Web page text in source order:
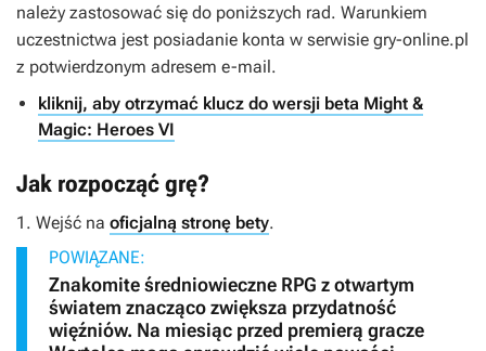
należy zastosować się do poniższych rad. Warunkiem
uczestnictwa jest posiadanie konta w serwisie gry-online.pl
z potwierdzonym adresem e-mail.
kliknij, aby otrzymać klucz do wersji beta Might &
Magic: Heroes VI
Jak rozpocząć grę?
1. Wejść na oficjalną stronę bety.
POWIĄZANE:
Znakomite średniowieczne RPG z otwartym
światem znacząco zwiększa przydatność
więźniów. Na miesiąc przed premierą gracze